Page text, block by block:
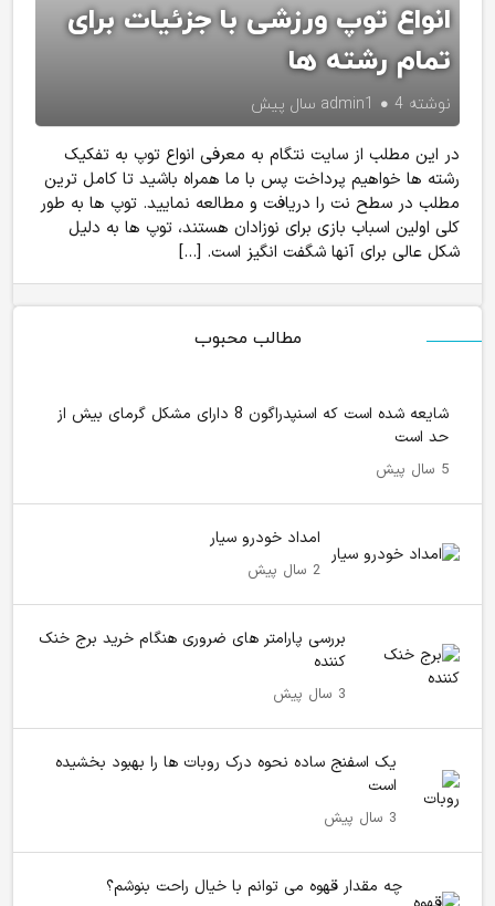
انواع توپ ورزشی با جزئیات برای
تمام رشته ها
نوشته admin1 4 سال پیش
در این مطلب از سایت نتگام به معرفی انواع توپ به تفکیک
رشته ها خواهیم پرداخت پس با ما همراه باشید تا کامل ترین
مطلب در سطح نت را دریافت و مطالعه نمایید. توپ ها به طور
کلی اولین اسباب بازی برای نوزادان هستند، توپ ها به دلیل
شکل عالی برای آنها شگفت انگیز است. […]
مطالب محبوب
شایعه شده است که اسنپدراگون 8 دارای مشکل گرمای بیش از
حد است
5 سال پیش
امداد خودرو سیار
2 سال پیش
بررسی پارامتر های ضروری هنگام خرید برج خنک
کننده
3 سال پیش
یک اسفنج ساده نحوه درک روبات ها را بهبود بخشیده
است
3 سال پیش
چه مقدار قهوه می توانم با خیال راحت بنوشم؟